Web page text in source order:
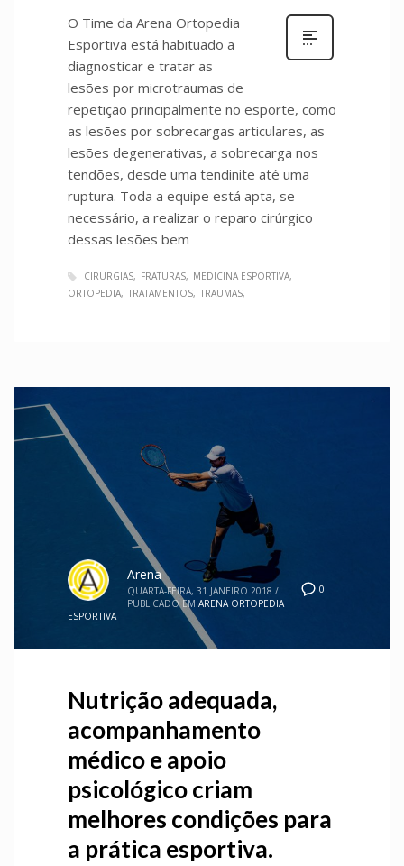
O Time da Arena Ortopedia
Esportiva está habituado a
diagnosticar e tratar as
lesões por microtraumas de
repetição principalmente no esporte, como
as lesões por sobrecargas articulares, as
lesões degenerativas, a sobrecarga nos
tendões, desde uma tendinite até uma
ruptura. Toda a equipe está apta, se
necessário, a realizar o reparo cirúrgico
dessas lesões bem
CIRURGIAS FRATURAS
MEDICINA ESPORTIVA
ORTOPEDIA TRATAMENTOS TRAUMAS
0
Arena
QUARTA-FEIRA, 31 JANEIRO 2018 /
PUBLICADO EM ARENA ORTOPEDIA
ESPORTIVA
Nutrição adequada,
acompanhamento
médico e apoio
psicológico criam
melhores condições para
a prática esportiva.